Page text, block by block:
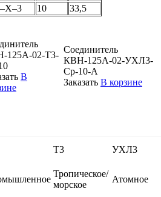
10 33,5
125А-02-Т3-
В
Соединитель
КВН-125А-02-УХЛ3-
Ср-10-А
Заказать В корзине
Т3
УХЛ3
Тропическое/
морское
Атомное